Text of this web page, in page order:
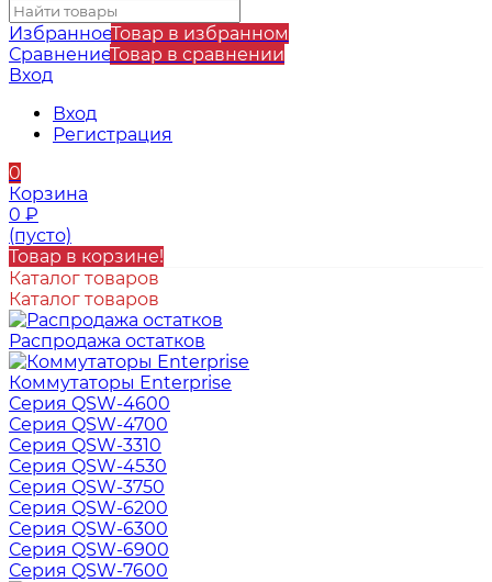
ИзбранноеТовар в избранном
СравнениеТовар в сравнении
Вход
Вход
Регистрация
0
Корзина
0 ₽
(пусто)
Товар в корзине!
Каталог товаров
Каталог товаров
Распродажа остатков
Коммутаторы Enterprise
Серия QSW-4600
Серия QSW-4700
Серия QSW-3310
Серия QSW-4530
Серия QSW-3750
Серия QSW-6200
Серия QSW-6300
Серия QSW-6900
Серия QSW-7600